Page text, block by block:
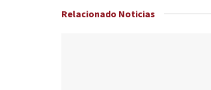
Relacionado Noticias